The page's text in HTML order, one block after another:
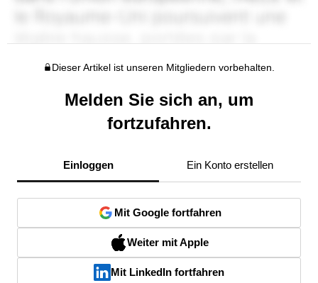
Dieser Artikel ist unseren Mitgliedern vorbehalten.
Melden Sie sich an, um
fortzufahren.
Einloggen Ein Konto erstellen
Mit Google fortfahren
Weiter mit Apple
Mit LinkedIn fortfahren